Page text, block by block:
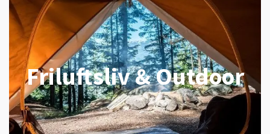
Friluftsliv & Outdoor